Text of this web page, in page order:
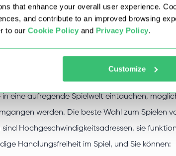
that enhance your overall user experience.
and contribute to an improved browsing
to our Cookie Policy and Privacy Policy.
Customize
Adresse einen bestimmten Standort
in eine aufregende Spielwelt eintauchen,
werden. Die beste Wahl zum Spielen
sind Hochgeschwindigkeitsadressen, sie
Handlungsfreiheit im Spiel, und Sie können: